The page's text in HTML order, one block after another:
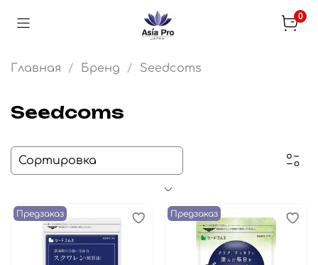
0
Главная Бренд Seedcoms
Seedcoms
Предзаказ Предзаказ